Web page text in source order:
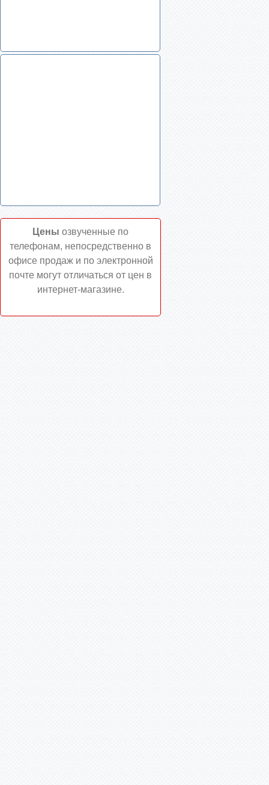
Цены озвученные по
телефонам, непосредственно в
офисе продаж и по электронной
почте могут отличаться от цен в
интернет-магазине.